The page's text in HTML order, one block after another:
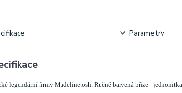
Parametry
legendární firmy Madelinetosh. Ručně barvená příze - jednonitka.